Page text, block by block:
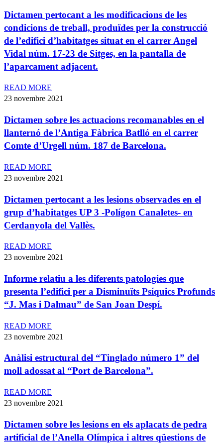
Dictamen pertocant a les modificacions de les
condicions de treball, produïdes per la construcció
de l’edifici d’habitatges situat en el carrer Angel
Vidal núm. 17-23 de Sitges, en la pantalla de
l’aparcament adjacent.
READ MORE
23 novembre 2021
Dictamen sobre les actuacions recomanables en el
llanternó de l’Antiga Fàbrica Batlló en el carrer
Comte d’Urgell núm. 187 de Barcelona.
READ MORE
23 novembre 2021
Dictamen pertocant a les lesions observades en el
grup d’habitatges UP 3 -Polígon Canaletes- en
Cerdanyola del Vallès.
READ MORE
23 novembre 2021
Informe relatiu a les diferents patologies que
presenta l’edifici per a Disminuïts Psíquics Profunds
“J. Mas i Dalmau” de San Joan Despí.
READ MORE
23 novembre 2021
Anàlisi estructural del “Tinglado número 1” del
moll adossat al “Port de Barcelona”.
READ MORE
23 novembre 2021
Dictamen sobre les lesions en els aplacats de pedra
artificial de l’Anella Olímpica i altres qüestions de